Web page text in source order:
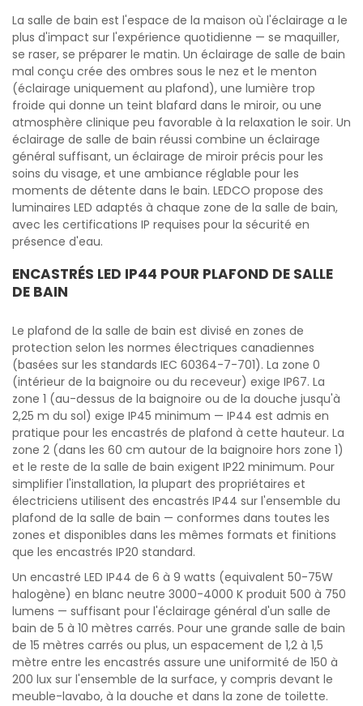
La salle de bain est l'espace de la maison où l'éclairage a le
plus d'impact sur l'expérience quotidienne — se maquiller,
se raser, se préparer le matin. Un éclairage de salle de bain
mal conçu crée des ombres sous le nez et le menton
(éclairage uniquement au plafond), une lumière trop
froide qui donne un teint blafard dans le miroir, ou une
atmosphère clinique peu favorable à la relaxation le soir. Un
éclairage de salle de bain réussi combine un éclairage
général suffisant, un éclairage de miroir précis pour les
soins du visage, et une ambiance réglable pour les
moments de détente dans le bain. LEDCO propose des
luminaires LED adaptés à chaque zone de la salle de bain,
avec les certifications IP requises pour la sécurité en
présence d'eau.
ENCASTRÉS LED IP44 POUR PLAFOND DE SALLE
DE BAIN
Le plafond de la salle de bain est divisé en zones de
protection selon les normes électriques canadiennes
(basées sur les standards IEC 60364-7-701). La zone 0
(intérieur de la baignoire ou du receveur) exige IP67. La
zone 1 (au-dessus de la baignoire ou de la douche jusqu'à
2,25 m du sol) exige IP45 minimum — IP44 est admis en
pratique pour les encastrés de plafond à cette hauteur. La
zone 2 (dans les 60 cm autour de la baignoire hors zone 1)
et le reste de la salle de bain exigent IP22 minimum. Pour
simplifier l'installation, la plupart des propriétaires et
électriciens utilisent des encastrés IP44 sur l'ensemble du
plafond de la salle de bain — conformes dans toutes les
zones et disponibles dans les mêmes formats et finitions
que les encastrés IP20 standard.
Un encastré LED IP44 de 6 à 9 watts (equivalent 50-75W
halogène) en blanc neutre 3000-4000 K produit 500 à 750
lumens — suffisant pour l'éclairage général d'un salle de
bain de 5 à 10 mètres carrés. Pour une grande salle de bain
de 15 mètres carrés ou plus, un espacement de 1,2 à 1,5
mètre entre les encastrés assure une uniformité de 150 à
200 lux sur l'ensemble de la surface, y compris devant le
meuble-lavabo, à la douche et dans la zone de toilette.